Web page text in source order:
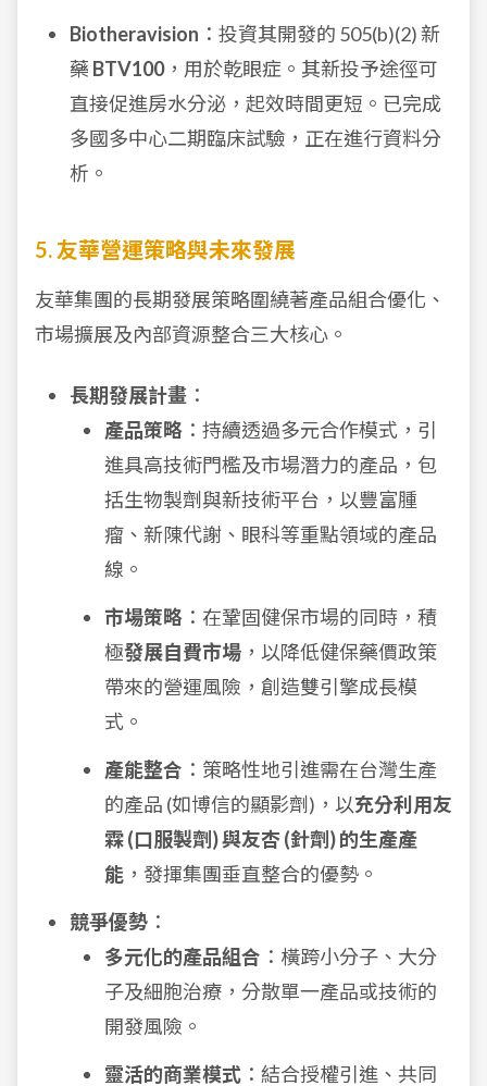
Biotheravision ：投資其開發的 505(b)(2) 新
藥 BTV100，用於乾眼症。其新投予途徑可
直接促進房水分泌，起效時間更短。已完成
多國多中心二期臨床試驗，正在進行資料分
析。
5. 友華營運策略與未來發展
友華集團的長期發展策略圍繞著產品組合優化、
市場擴展及內部資源整合三大核心。
長期發展計畫 ：
產品策略 ：持續透過多元合作模式，引
進具高技術門檻及市場潛力的產品，包
括生物製劑與新技術平台，以豐富腫
瘤、新陳代謝、眼科等重點領域的產品
線。
市場策略 ：在鞏固健保市場的同時，積
極發展自費市場 ，以降低健保藥價政策
帶來的營運風險，創造雙引擎成長模
式。
產能整合 ：策略性地引進需在台灣生產
的產品 (如博信的顯影劑)，以充分利用友
霖 (口服製劑) 與友杏 (針劑) 的生產產
能 ，發揮集團垂直整合的優勢。
競爭優勢 ：
多元化的產品組合 ：橫跨小分子、大分
子及細胞治療，分散單一產品或技術的
開發風險。
靈活的商業模式 ：結合授權引進、共同